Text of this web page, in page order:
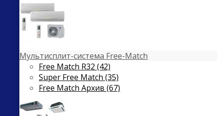
Мультисплит-система Free-Match
Free Match R32 (42)
Super Free Match (35)
Free Match Архив (67)